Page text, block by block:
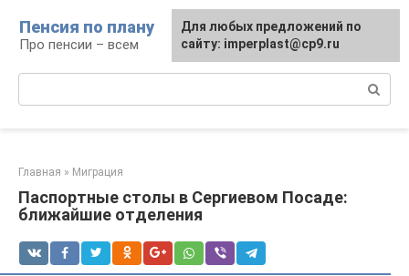
контенту
Пенсия по плану
Про пенсии – всем
Главная » Миграция
Паспортные столы в Сергиевом Посаде:
ближайшие отделения
Для любых предложений по
сайту: imperplast@cp9.ru